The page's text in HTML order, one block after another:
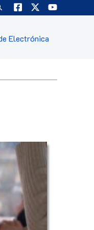
Electrónica